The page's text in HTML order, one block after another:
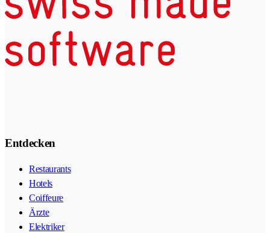
Entdecken
Restaurants
Hotels
Coiffeure
Ärzte
Elektriker